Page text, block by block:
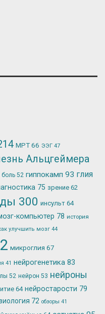
МРТ66 ЭЭГ 47
Альцгеймера
боль 52 гиппокамп 93 глия
75 зрение 62
300 инсульт 64
компьютер 78 история
улучшить мозг 44
микроглия 67
41 нейрогенетика 83
52 нейрон 53 нейроны
64 нейростарости 79
72 обзоры 41